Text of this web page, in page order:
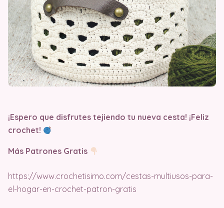
¡Espero que disfrutes tejiendo tu nueva cesta! ¡Feliz
crochet!
Más Patrones Gratis
https://www.crochetisimo.com/cestas-multiusos-para-
el-hogar-en-crochet-patron-gratis